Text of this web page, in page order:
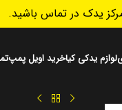
یدک در تماس باشید.
لوازم یدکی کیاخرید اویل پمپ